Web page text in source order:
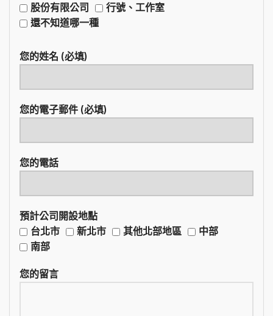
股份有限公司
行號、工作室
還不知道哪一種
您的姓名 (必填)
您的電子郵件 (必填)
您的電話
預計公司開設地點
台北市
新北市 其他北部地區
中部
南部
您的留言